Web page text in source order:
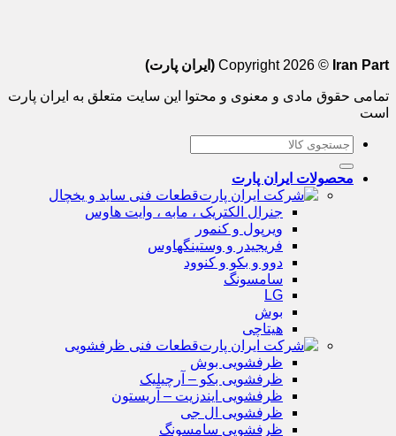
Copyright 2026 © Iran Part (ایران پارت)
تمامی حقوق مادی و معنوی و محتوا این سایت متعلق به ایران پارت
است
جستجو
برای:
محصولات ایران پارت
قطعات فنی ساید و یخچال
جنرال الکتریک ، مابه ، وایت هاوس
ویرپول و کنمور
فریجیدر و وستینگهاوس
دوو و بکو و کنوود
سامسونگ
LG
بوش
هیتاچی
قطعات فنی ظرفشویی
ظرفشویی بوش
ظرفشویی بکو – آرچیلیک
ظرفشویی ایندزیت – آریستون
ظرفشویی ال جی
ظرفشویی سامسونگ